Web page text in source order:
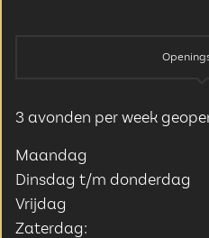
3 avonden per week
Maandag
Dinsdag t/m donderdag
Vrijdag
Zaterdag: